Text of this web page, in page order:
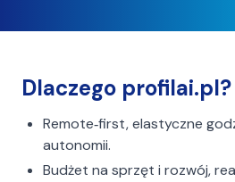
Dlaczego profilai.pl?
Remote‑first, elastyczne
autonomii.
Budżet na sprzęt i rozwój,